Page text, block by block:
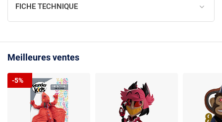
FICHE TECHNIQUE
Meilleures ventes
-5%